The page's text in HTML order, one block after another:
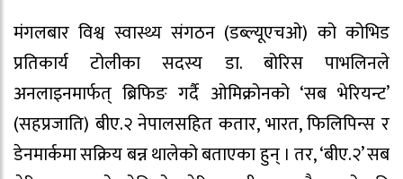
मंगलबार विश्व स्वास्थ्य संगठन (डब्ल्यूएचओ) को कोभिड
प्रतिकार्य टोलीका सदस्य डा. बोरिस पाभलिनले
अनलाइनमार्फत् ब्रिफिङ गर्दै ओमिक्रोनको ‘सब भेरियन्ट’
(सहप्रजाति) बीए.२ नेपालसहित कतार, भारत, फिलिपिन्स र
डेनमार्कमा सक्रिय बन्न थालेको बताएका हुन् । तर, ‘बीए.२’ सब